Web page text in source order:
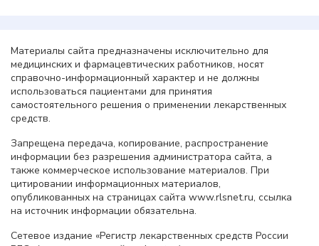
Материалы сайта предназначены исключительно для
медицинских и фармацевтических работников, носят
справочно-информационный характер и не должны
использоваться пациентами для принятия
самостоятельного решения о применении лекарственных
средств.
Запрещена передача, копирование, распространение
информации без разрешения администратора сайта, а
также коммерческое использование материалов. При
цитировании информационных материалов,
опубликованных на страницах сайта www.rlsnet.ru, ссылка
на источник информации обязательна.
Сетевое издание «Регистр лекарственных средств России